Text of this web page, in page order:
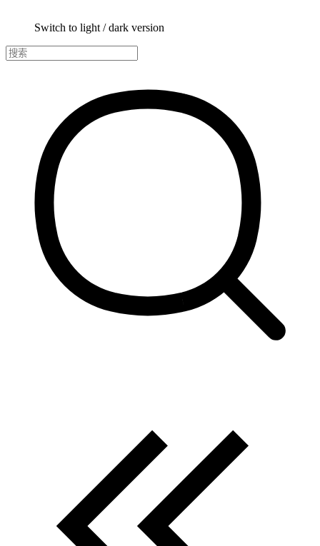
Switch to light / dark version